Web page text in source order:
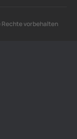
Rechte vorbehalten